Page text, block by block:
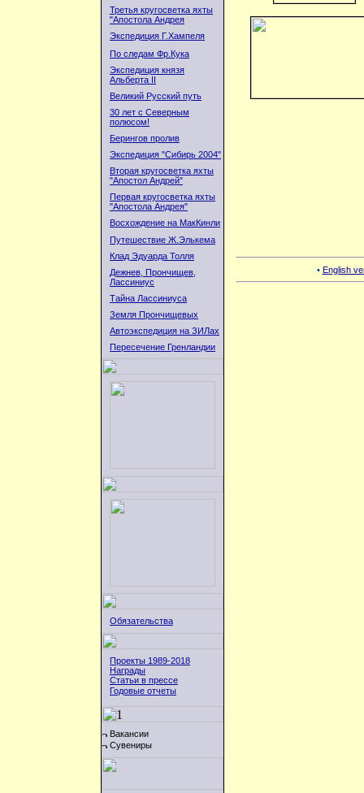
Третья кругосветка яхты
"Апостола Андрея
Экспедиция Г.Хампеля
По следам Фр.Кука
Экспедиция князя
Альберта II
Великий Русский путь
30 лет с Северным
полюсом!
Берингов пролив
Экспедиция "Сибирь 2004"
Вторая кругосветка яхты
"Апостол Андрей"
Первая кругосветка яхты
"Апостола Андрея"
Восхождение на МакКинли
Путешествие Ж.Элькема
Клад Эдуарда Толля
Дежнев, Прончищев,
Лассиниус
Тайна Лассиниуса
Земля Прончищевых
Автоэкспедиция на ЗИЛах
Пересечение Гренландии
Обязательства
Проекты 1989-2018
Награды
Статьи в прессе
Годовые отчеты
Вакансии
Сувениры
• English